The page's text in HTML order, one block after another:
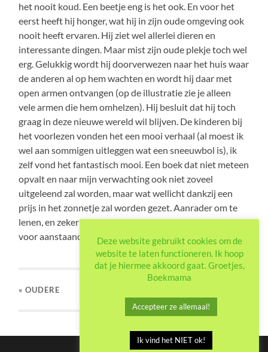
het nooit koud. Een beetje eng is het ook. En voor het
eerst heeft hij honger, wat hij in zijn oude omgeving ook
nooit heeft ervaren. Hij ziet wel allerlei dieren en
interessante dingen. Maar mist zijn oude plekje toch wel
erg. Gelukkig wordt hij doorverwezen naar het huis waar
de anderen al op hem wachten en wordt hij daar met
open armen ontvangen (op de illustratie zie je alleen
vele armen die hem omhelzen). Hij besluit dat hij toch
graag in deze nieuwe wereld wil blijven. De kinderen bij
het voorlezen vonden het een mooi verhaal (al moest ik
wel aan sommigen uitleggen wat een sneeuwbol is), ik
zelf vond het fantastisch mooi. Een boek dat niet meteen
opvalt en naar mijn verwachting ook niet zoveel
uitgeleend zal worden, maar wat wellicht dankzij een
prijs in het zonnetje zal worden gezet. Aanrader om te
lenen, en zeker een aanrader om te geven als cadeau
voor aanstaande of verse ouders.
« OUDERE
Deze website gebruikt cookies om de
website te laten functioneren. Ik hoop
dat je hiermee akkoord gaat. Groetjes,
Boekmama
Accepteer ze allemaal!
Ik vind het NIET ok!